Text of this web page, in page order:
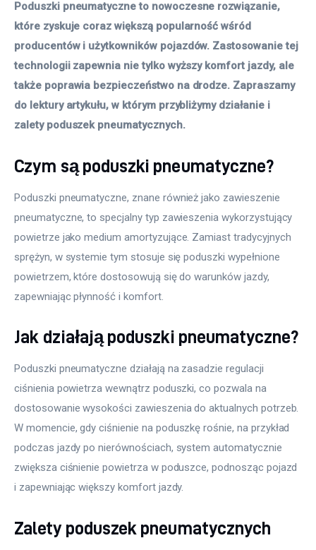
Więcej
Poduszki pneumatyczne to nowoczesne rozwiązanie,
które zyskuje coraz większą popularność wśród
producentów i użytkowników pojazdów. Zastosowanie tej
technologii zapewnia nie tylko wyższy komfort jazdy, ale
także poprawia bezpieczeństwo na drodze. Zapraszamy
do lektury artykułu, w którym przybliżymy działanie i
zalety poduszek pneumatycznych.
Czym są poduszki pneumatyczne?
Poduszki pneumatyczne, znane również jako zawieszenie
pneumatyczne, to specjalny typ zawieszenia wykorzystujący
powietrze jako medium amortyzujące. Zamiast tradycyjnych
sprężyn, w systemie tym stosuje się poduszki wypełnione
powietrzem, które dostosowują się do warunków jazdy,
zapewniając płynność i komfort.
Jak działają poduszki pneumatyczne?
Poduszki pneumatyczne działają na zasadzie regulacji
ciśnienia powietrza wewnątrz poduszki, co pozwala na
dostosowanie wysokości zawieszenia do aktualnych potrzeb.
W momencie, gdy ciśnienie na poduszkę rośnie, na przykład
podczas jazdy po nierównościach, system automatycznie
zwiększa ciśnienie powietrza w poduszce, podnosząc pojazd
i zapewniając większy komfort jazdy.
Zalety poduszek pneumatycznych